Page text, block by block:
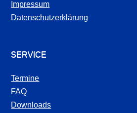
Impressum
Datenschutzerklärung
SERVICE
Termine
FAQ
Downloads